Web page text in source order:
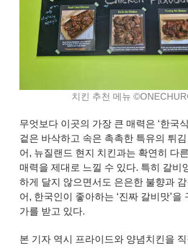
치킨 추천 메뉴
무엇보다 이곳의 가장 큰 매력은 ‘한국
겉은 바삭하고 속은 촉촉한 특유의 튀
어, 뉴질랜드 현지 치킨과는 확연히 다
매력을 제대로 느낄 수 있다. 특히 갈비
하게 달지 않으면서도 은은한 불향과
어, 한국인이 좋아하는 ‘진짜 갈비맛’을
가를 받고 있다.
본 기자 역시 프라이드와 양념치킨을